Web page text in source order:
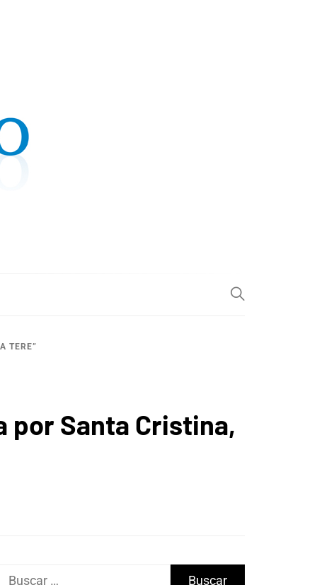
TERE”
por Santa Cristina,
Buscar: